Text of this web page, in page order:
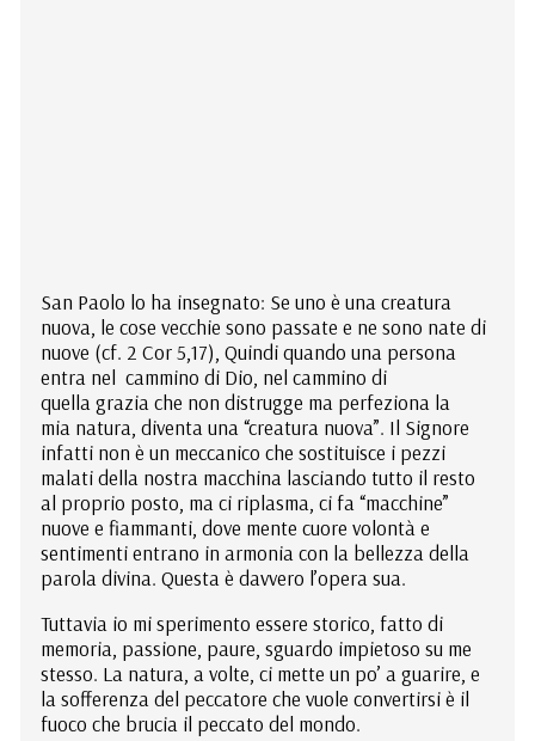
San Paolo lo ha insegnato: Se uno è una creatura
nuova, le cose vecchie sono passate e ne sono nate di
nuove (cf. 2 Cor 5,17), Quindi quando una persona
entra nel cammino di Dio, nel cammino di
quella grazia che non distrugge ma perfeziona la
mia natura, diventa una “creatura nuova”. Il Signore
infatti non è un meccanico che sostituisce i pezzi
malati della nostra macchina lasciando tutto il resto
al proprio posto, ma ci riplasma, ci fa “macchine”
nuove e fiammanti, dove mente cuore volontà e
sentimenti entrano in armonia con la bellezza della
parola divina. Questa è davvero l’opera sua.
Tuttavia io mi sperimento essere storico, fatto di
memoria, passione, paure, sguardo impietoso su me
stesso. La natura, a volte, ci mette un po’ a guarire, e
la sofferenza del peccatore che vuole convertirsi è il
fuoco che brucia il peccato del mondo.